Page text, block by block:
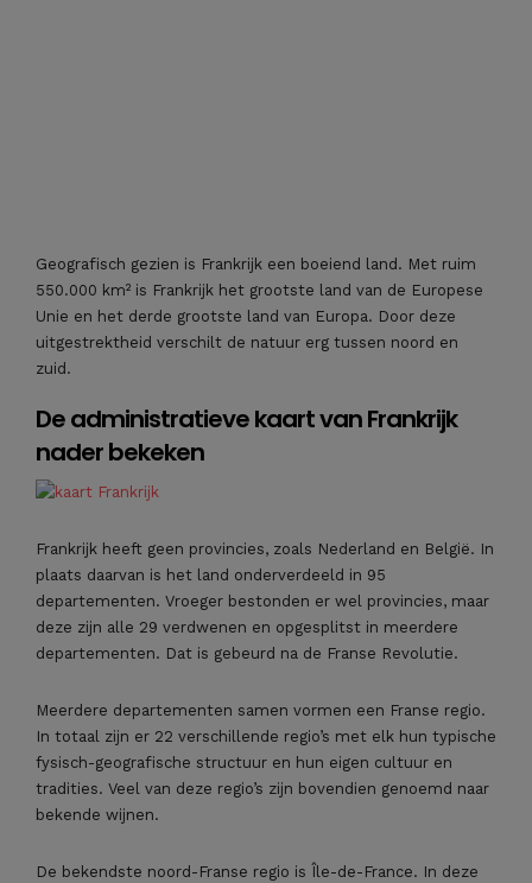
Geografisch gezien is Frankrijk een boeiend land. Met ruim
550.000 km² is Frankrijk het grootste land van de Europese
Unie en het derde grootste land van Europa. Door deze
uitgestrektheid verschilt de natuur erg tussen noord en
zuid.
De administratieve kaart van Frankrijk
nader bekeken
Frankrijk heeft geen provincies, zoals Nederland en België. In
plaats daarvan is het land onderverdeeld in 95
departementen. Vroeger bestonden er wel provincies, maar
deze zijn alle 29 verdwenen en opgesplitst in meerdere
departementen. Dat is gebeurd na de Franse Revolutie.
Meerdere departementen samen vormen een Franse regio.
In totaal zijn er 22 verschillende regio’s met elk hun typische
fysisch-geografische structuur en hun eigen cultuur en
tradities. Veel van deze regio’s zijn bovendien genoemd naar
bekende wijnen.
De bekendste noord-Franse regio is Île-de-France. In deze